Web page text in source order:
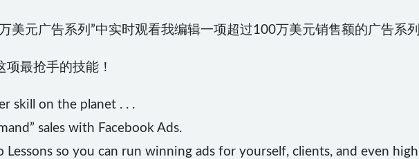
美元广告系列”中实时观看我编辑一项超过100万美元销售额的广告系列
最抢手的技能！
skill on the planet . . .
sales with Facebook Ads.
so you can run winning ads for yourself, clients, and even